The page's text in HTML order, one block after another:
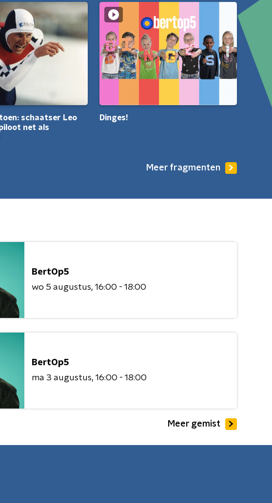
schaatser Leo
net als
Dinges!
Meer fragmenten
BertOp5
wo 5 augustus 16:00 - 18:00
BertOp5
ma 3 augustus 16:00 - 18:00
Meer gemist